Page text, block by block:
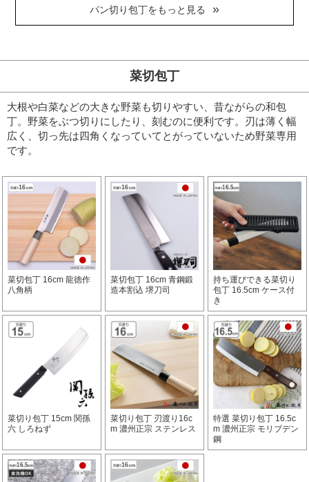
パン切り包丁をもっと見る
菜切包丁
大根や白菜などの大きな野菜も切りやすい、昔ながらの和包
丁。 野菜をぶつ切りにしたり、刻むのに便利です。
刃は薄く幅
広く、切っ先は四角くなっていてとがっていないため野菜専用
です。
菜切包丁 16cm 龍徳作
八角柄
菜切包丁 16cm 青鋼鍛
造本割込 堺刀司
持ち運びできる菜切り
包丁 16.5cm ケース付
き
菜切り包丁 15cm 関孫
六 しろねず
菜切り包丁 刃渡り16c
m 濃州正宗 ステンレス
特選 菜切り包丁 16.5c
m 濃州正宗 モリブデン
鋼